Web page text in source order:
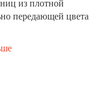
из плотной
передающей цвета